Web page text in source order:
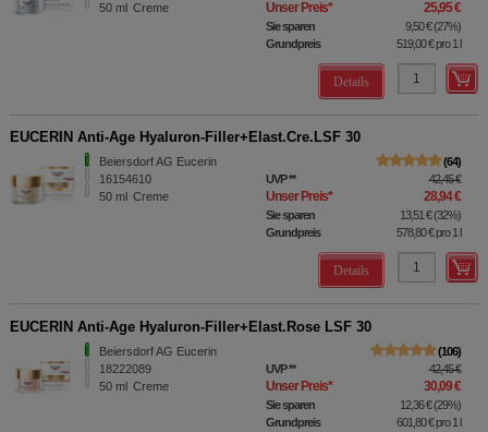
50 ml Creme Unser Preis* 25,95 €
Sie sparen 9,50 €(27%)
Grundpreis
519,00 €pro 1 l
Details
EUCERIN Anti-Age Hyaluron-Filler+Elast.Cre.LSF 30
Beiersdorf AG Eucerin
16154610
50 ml Creme
64
UVP** 42,45 €
Unser Preis* 28,94 €
Sie sparen 13,51 €(32%)
Grundpreis
578,80 €pro 1 l
Details
EUCERIN Anti-Age Hyaluron-Filler+Elast.Rose LSF 30
Beiersdorf AG Eucerin
18222089
50 ml Creme
106
UVP** 42,45 €
Unser Preis* 30,09 €
Sie sparen 12,36 €(29%)
Grundpreis
601,80 €pro 1 l